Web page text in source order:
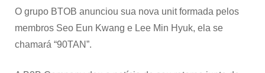
O grupo BTOB anunciou sua nova unit formada pelos
membros Seo Eun Kwang e Lee Min Hyuk, ela se
chamará “90TAN”.